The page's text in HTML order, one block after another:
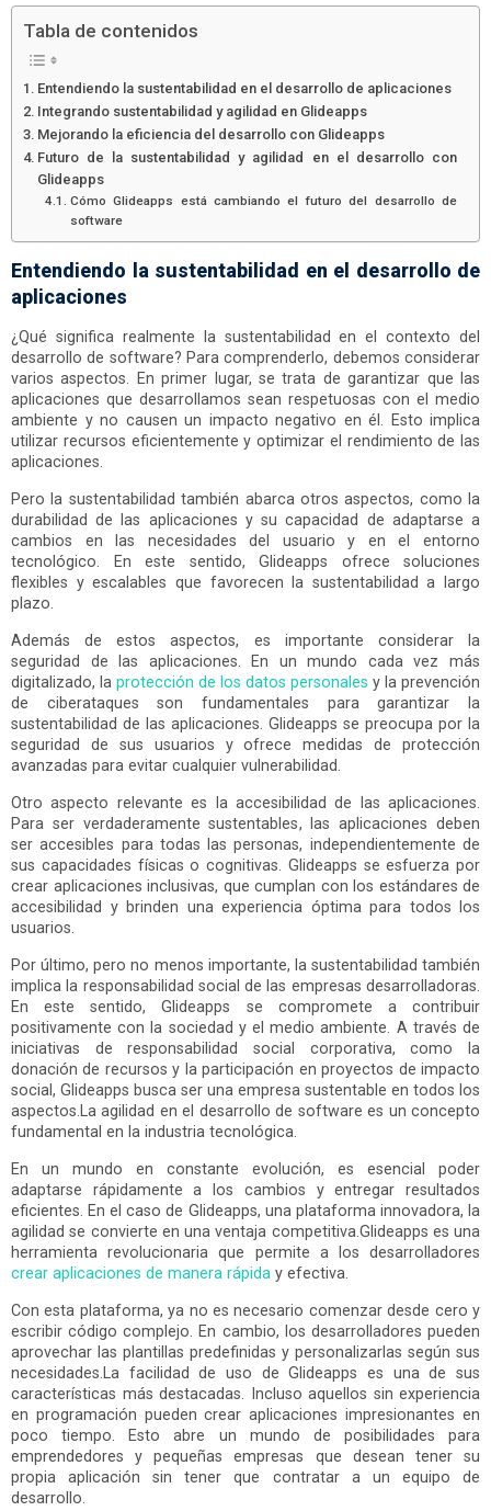
Tabla de contenidos
Entendiendo la sustentabilidad en el desarrollo de aplicaciones
Integrando sustentabilidad y agilidad en Glideapps
Mejorando la eficiencia del desarrollo con Glideapps
Futuro de la sustentabilidad y agilidad en el desarrollo con
Glideapps
Cómo Glideapps está cambiando el futuro del desarrollo de
software
Entendiendo la sustentabilidad en el desarrollo de
aplicaciones
¿Qué significa realmente la sustentabilidad en el contexto del
desarrollo de software? Para comprenderlo, debemos considerar
varios aspectos. En primer lugar, se trata de garantizar que las
aplicaciones que desarrollamos sean respetuosas con el medio
ambiente y no causen un impacto negativo en él. Esto implica
utilizar recursos eficientemente y optimizar el rendimiento de las
aplicaciones.
Pero la sustentabilidad también abarca otros aspectos, como la
durabilidad de las aplicaciones y su capacidad de adaptarse a
cambios en las necesidades del usuario y en el entorno
tecnológico. En este sentido, Glideapps ofrece soluciones
flexibles y escalables que favorecen la sustentabilidad a largo
plazo.
Además de estos aspectos, es importante considerar la
seguridad de las aplicaciones. En un mundo cada vez más
digitalizado, la protección de los datos personales y la prevención
de ciberataques son fundamentales para garantizar la
sustentabilidad de las aplicaciones. Glideapps se preocupa por la
seguridad de sus usuarios y ofrece medidas de protección
avanzadas para evitar cualquier vulnerabilidad.
Otro aspecto relevante es la accesibilidad de las aplicaciones.
Para ser verdaderamente sustentables, las aplicaciones deben
ser accesibles para todas las personas, independientemente de
sus capacidades físicas o cognitivas. Glideapps se esfuerza por
crear aplicaciones inclusivas, que cumplan con los estándares de
accesibilidad y brinden una experiencia óptima para todos los
usuarios.
Por último, pero no menos importante, la sustentabilidad también
implica la responsabilidad social de las empresas desarrolladoras.
En este sentido, Glideapps se compromete a contribuir
positivamente con la sociedad y el medio ambiente. A través de
iniciativas de responsabilidad social corporativa, como la
donación de recursos y la participación en proyectos de impacto
social, Glideapps busca ser una empresa sustentable en todos los
aspectos.La agilidad en el desarrollo de software es un concepto
fundamental en la industria tecnológica.
En un mundo en constante evolución, es esencial poder
adaptarse rápidamente a los cambios y entregar resultados
eficientes. En el caso de Glideapps, una plataforma innovadora, la
agilidad se convierte en una ventaja competitiva.Glideapps es una
herramienta revolucionaria que permite a los desarrolladores
crear aplicaciones de manera rápida y efectiva.
Con esta plataforma, ya no es necesario comenzar desde cero y
escribir código complejo. En cambio, los desarrolladores pueden
aprovechar las plantillas predefinidas y personalizarlas según sus
necesidades.La facilidad de uso de Glideapps es una de sus
características más destacadas. Incluso aquellos sin experiencia
en programación pueden crear aplicaciones impresionantes en
poco tiempo. Esto abre un mundo de posibilidades para
emprendedores y pequeñas empresas que desean tener su
propia aplicación sin tener que contratar a un equipo de
desarrollo.